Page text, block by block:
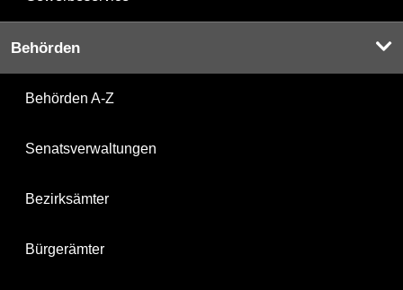
Behörden
Behörden A-Z
Senatsverwaltungen
Bezirksämter
Bürgerämter